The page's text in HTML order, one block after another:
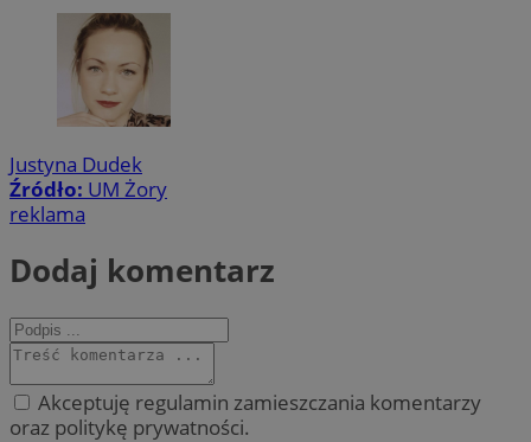
Justyna Dudek
Źródło: UM Żory
reklama
Dodaj komentarz
Akceptuję regulamin zamieszczania komentarzy
oraz politykę prywatności.